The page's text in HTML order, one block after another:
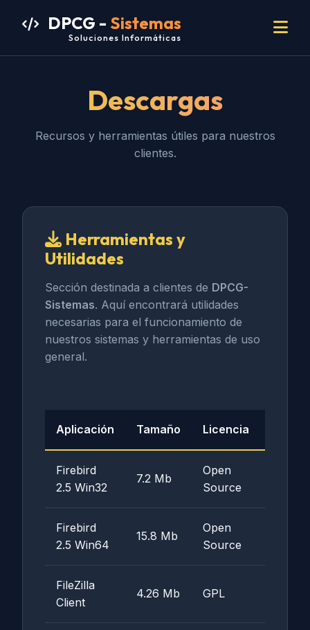
DPCG - Sistemas
Soluciones Informáticas
Descargas
Recursos y herramientas útiles para nuestros
clientes.
Herramientas y
Utilidades
Sección destinada a clientes de DPCG-
Sistemas. Aquí encontrará utilidades
necesarias para el funcionamiento de
nuestros sistemas y herramientas de uso
general.
Aplicación Tamaño Licencia
Firebird
2.5 Win32
7.2 Mb
Open
Source
Firebird
2.5 Win64
15.8 Mb
Open
Source
FileZilla
Client
4.26 Mb GPL